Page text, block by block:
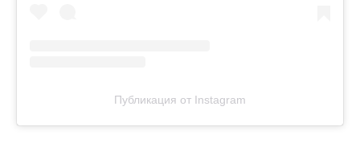
Публикация от Instagram